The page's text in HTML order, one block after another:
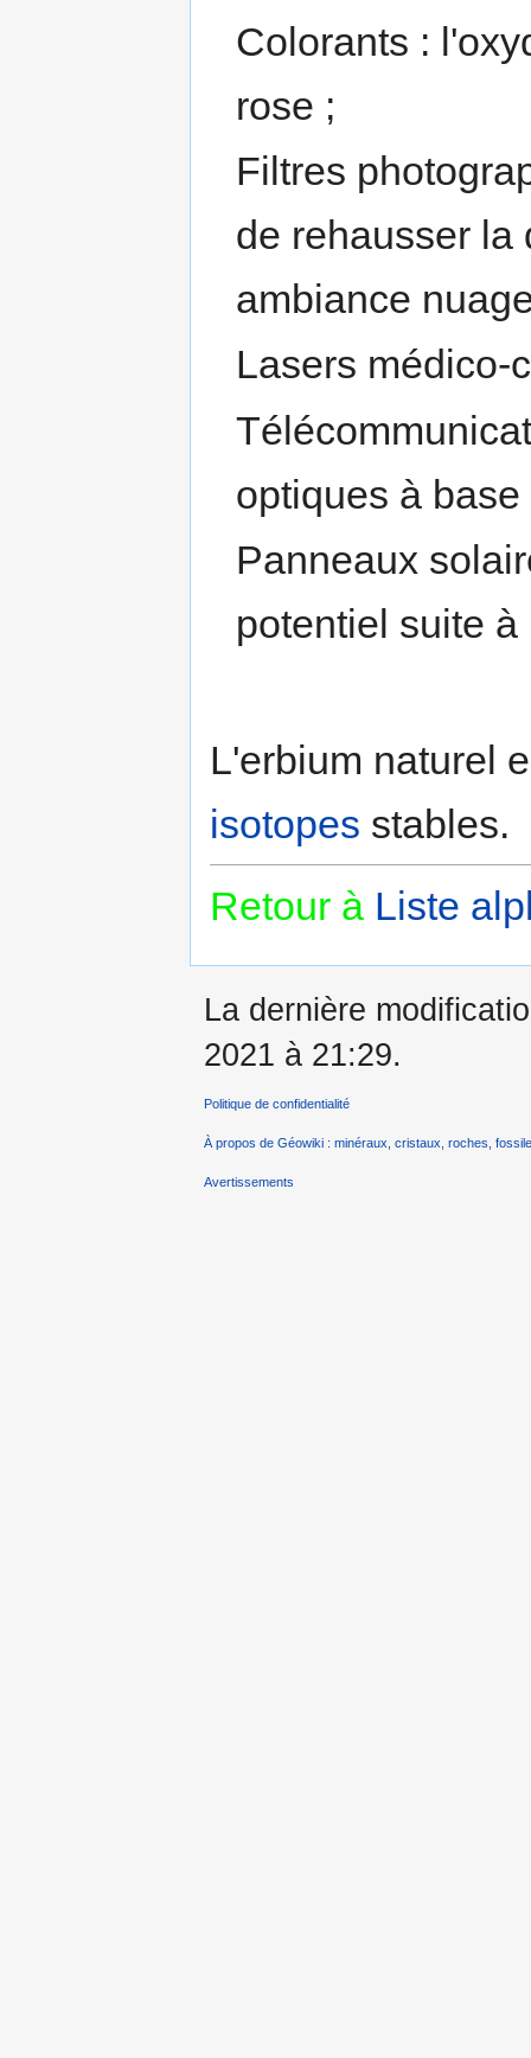
Colorants :
rose ;
Filtres
de rehausser la
ambiance
Lasers médico-
optiques à
Panneaux
potentiel suite
L'erbium naturel
isotopes stables.
Retour à Liste
La dernière
2021 à 21:29.
Politique de confidentialité
À propos de Géowiki : minéraux, cristaux, roches,
Avertissements